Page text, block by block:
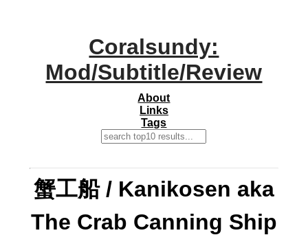
Coralsundy:
Mod/Subtitle/Review
About
Links
Tags
蟹工船 / Kanikosen aka
The Crab Canning Ship